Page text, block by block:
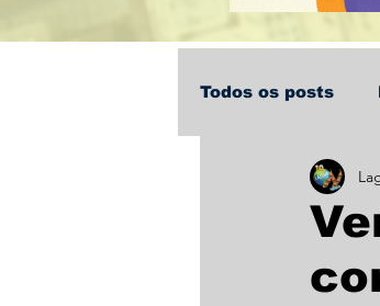
Todos os posts
Policial